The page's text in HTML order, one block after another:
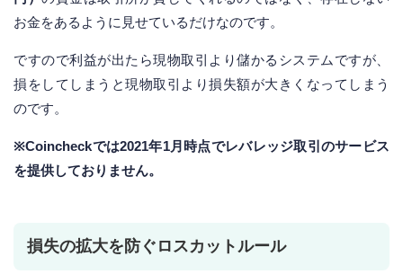
お金をあるように見せているだけなのです。
ですので利益が出たら現物取引より儲かるシステムですが、
損をしてしまうと現物取引より損失額が大きくなってしまう
のです。
※Coincheckでは2021年1月時点でレバレッジ取引のサービス
を提供しておりません。
損失の拡大を防ぐロスカットルール